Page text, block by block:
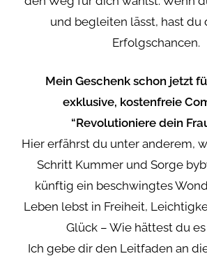
und begleiten lässt, hast du
Erfolgschancen.
Mein Geschenk schon jetzt
exklusive, kostenfreie
“Revolutioniere dein
Hier erfährst du unter anderem,
Schritt Kummer und Sorge
künftig ein beschwingtes
Leben lebst in Freiheit,
Glück – Wie hättest du
Ich gebe dir den Leitfaden an